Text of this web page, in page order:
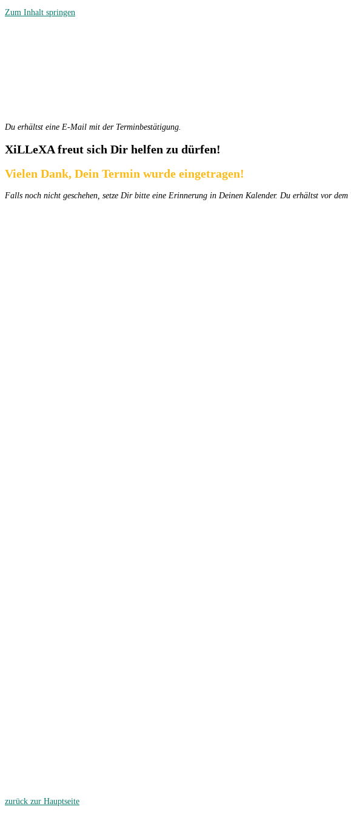
Zum Inhalt springen
Du erhältst eine E-Mail mit der Terminbestätigung.
XiLLeXA freut sich Dir helfen zu dürfen!
Vielen Dank, Dein Termin wurde eingetragen!
Falls noch nicht geschehen, setze Dir bitte eine Erinnerung in Deinen Kalender. Du erhältst vor
zurück zur Hauptseite